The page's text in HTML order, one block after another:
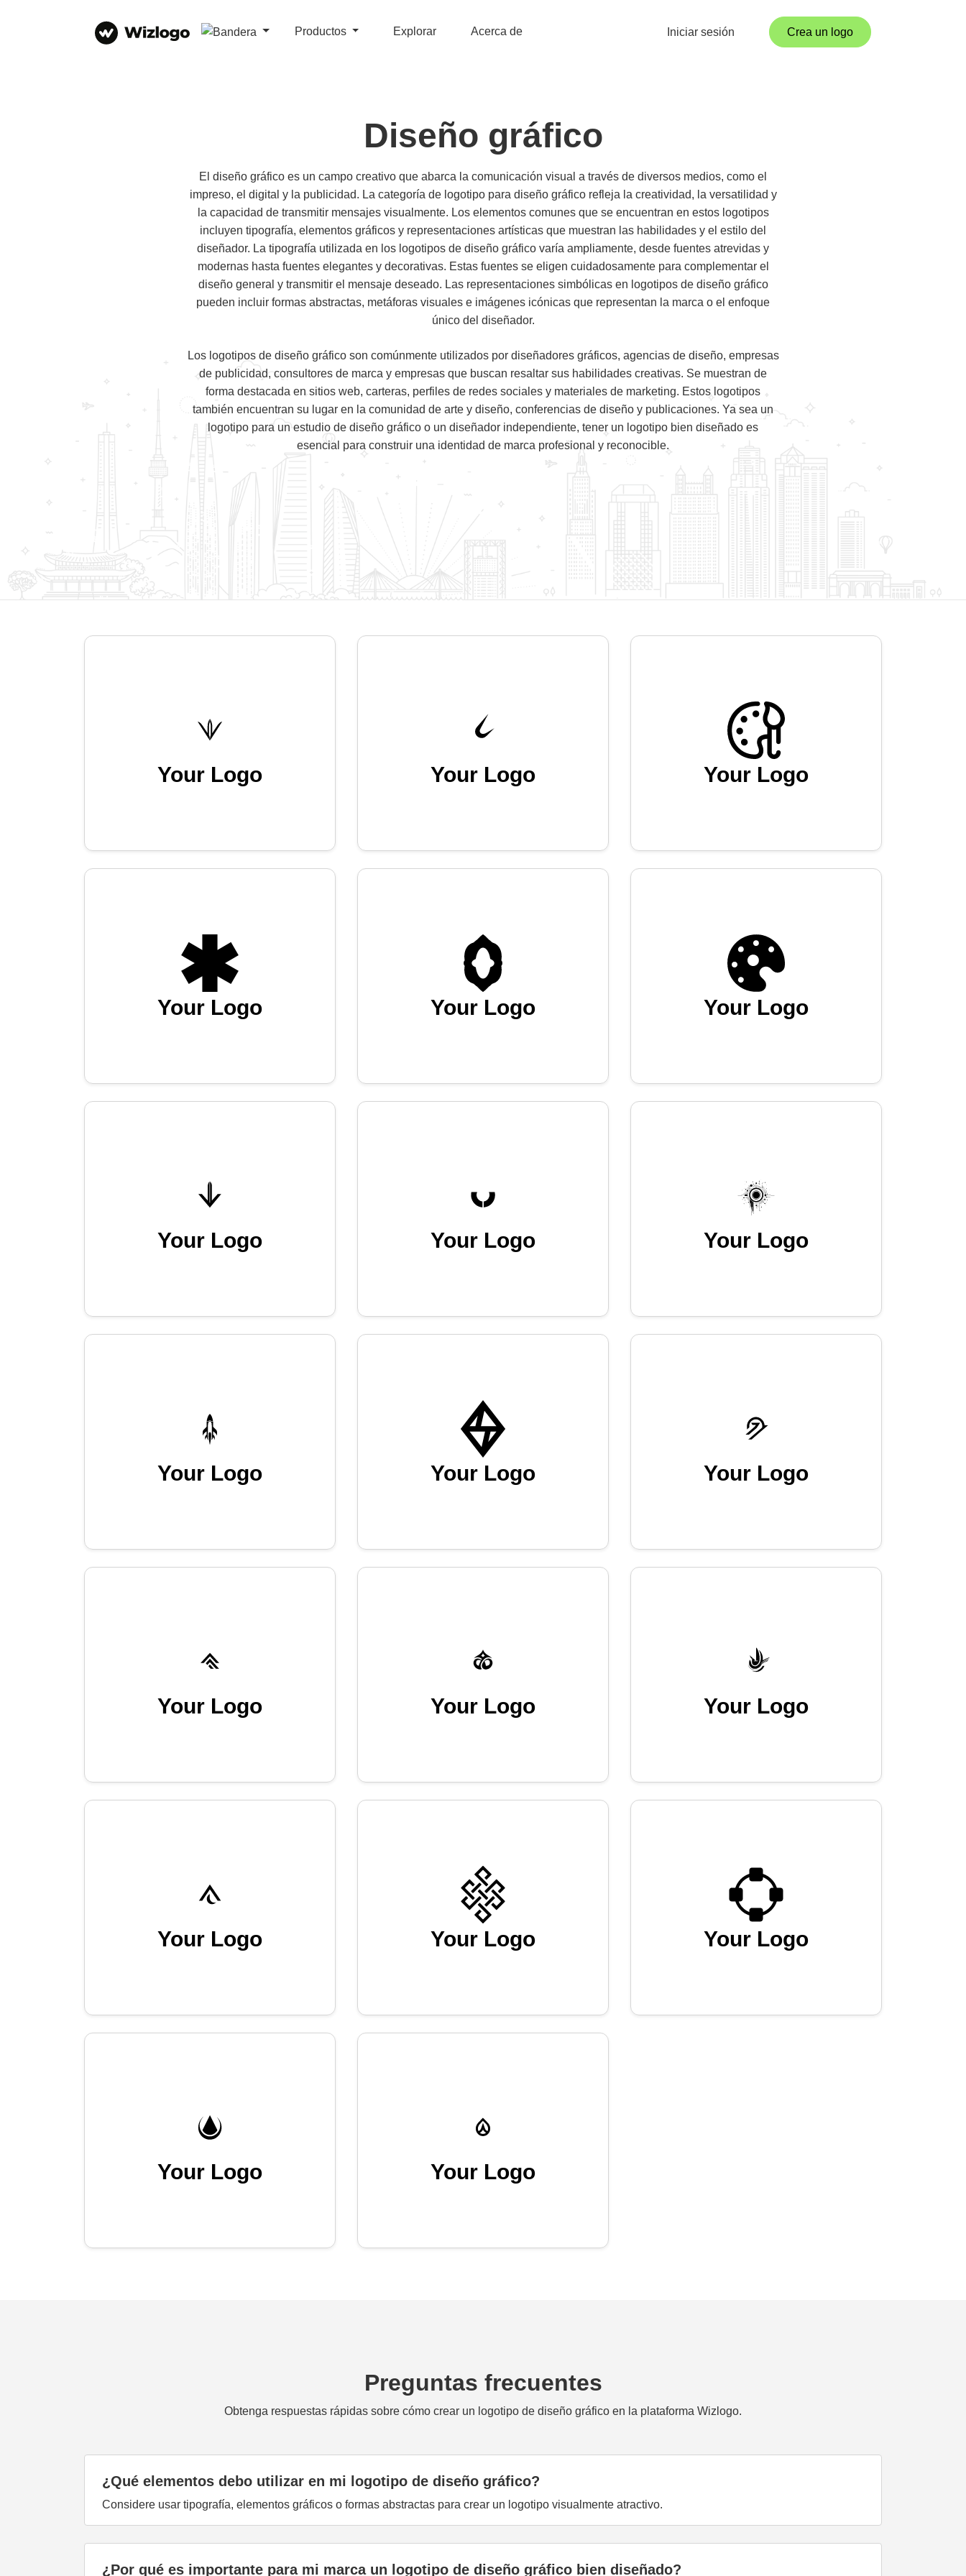
Productos Explorar Acerca de Iniciar sesión Crea un logo
Diseño gráfico
El diseño gráfico es un campo creativo que abarca la comunicación visual a través de diversos medios, como el
impreso, el digital y la publicidad. La categoría de logotipo para diseño gráfico refleja la creatividad, la versatilidad y
la capacidad de transmitir mensajes visualmente. Los elementos comunes que se encuentran en estos logotipos
incluyen tipografía, elementos gráficos y representaciones artísticas que muestran las habilidades y el estilo del
diseñador. La tipografía utilizada en los logotipos de diseño gráfico varía ampliamente, desde fuentes atrevidas y
modernas hasta fuentes elegantes y decorativas. Estas fuentes se eligen cuidadosamente para complementar el
diseño general y transmitir el mensaje deseado. Las representaciones simbólicas en logotipos de diseño gráfico
pueden incluir formas abstractas, metáforas visuales e imágenes icónicas que representan la marca o el enfoque
único del diseñador.
Los logotipos de diseño gráfico son comúnmente utilizados por diseñadores gráficos, agencias de diseño, empresas
de publicidad, consultores de marca y empresas que buscan resaltar sus habilidades creativas. Se muestran de
forma destacada en sitios web, carteras, perfiles de redes sociales y materiales de marketing. Estos logotipos
también encuentran su lugar en la comunidad de arte y diseño, conferencias de diseño y publicaciones. Ya sea un
logotipo para un estudio de diseño gráfico o un diseñador independiente, tener un logotipo bien diseñado es
esencial para construir una identidad de marca profesional y reconocible.
Your Logo Your Logo Your Logo
Your Logo Your Logo Your Logo
Your Logo Your Logo Your Logo
Your Logo Your Logo Your Logo
Your Logo Your Logo Your Logo
Your Logo Your Logo Your Logo
Your Logo Your Logo
Preguntas frecuentes
Obtenga respuestas rápidas sobre cómo crear un logotipo de diseño gráfico en la plataforma Wizlogo.
¿Qué elementos debo utilizar en mi logotipo de diseño gráfico?
Considere usar tipografía, elementos gráficos o formas abstractas para crear un logotipo visualmente atractivo.
¿Por qué es importante para mi marca un logotipo de diseño gráfico bien diseñado?